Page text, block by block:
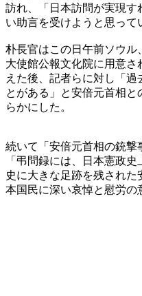
訪れ、「日本訪問が実現す
い助言を受けようと思って
朴長官はこの日午前ソウ
大使館公報文化院に用意
えた後、記者らに対し「
とがある」と安倍元首相
らかにした。
続いて「安倍元首相の銃撃
「弔問録には、日本憲政
史に大きな足跡を残された
本国民に深い哀悼と慰労の